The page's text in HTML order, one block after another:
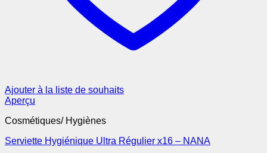
Ajouter à la liste de souhaits
Aperçu
Cosmétiques/ Hygiènes
Serviette Hygiénique Ultra Régulier x16 – NANA